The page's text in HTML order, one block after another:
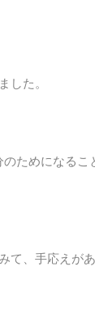
した。
ためになる
て、手応えが